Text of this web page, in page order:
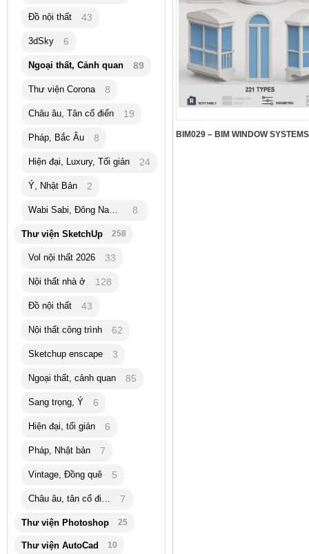
Đồ nội thất 43
3dSky 6
Ngoại thất, Cảnh quan 89
Thư viện Corona 8
Châu âu, Tân cổ điển 19
Pháp, Bắc Âu 8
Hiện đại, Luxury, Tối giản 24
Ý, Nhật Bản 2
Wabi Sabi, Đông Nam Á 8
Thư viện SketchUp 258
Vol nội thất 2026 33
Nội thất nhà ở 128
Đồ nội thất 43
Nội thất công trình 62
Sketchup enscape 3
Ngoại thất, cảnh quan 85
Sang trọng, Ý 6
Hiện đại, tối giản 6
Pháp, Nhật bản 7
Vintage, Đồng quê 5
Châu âu, tân cổ điển 7
Thư viện Photoshop 25
Thư viện AutoCad 10